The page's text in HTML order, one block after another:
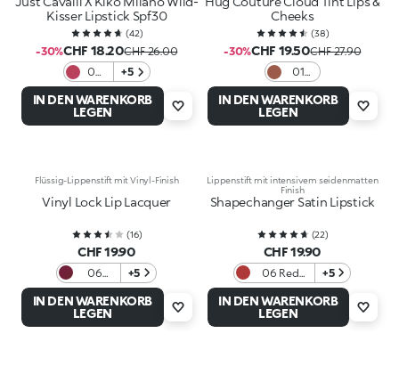
Kisser Lipstick Spf30
(42)
-30%CHF 18.20CHF 26.00
06
Stay
Wild
+5
IN DEN WARENKORB
LEGEN
Cheeks
(38)
-30%CHF 19.50CHF 27.90
01
Fluffy
Flush
IN DEN WARENKORB
LEGEN
Flüssig-Lippenstift mit Vinyl-Finish
Vinyl Lock Lip Lacquer
(16)
CHF 19.90
06
Berry
Crush
+5
IN DEN WARENKORB
LEGEN
Lippenstift mit intensivem seidenmatten
Finish
Shapechanger Satin Lipstick
(22)
CHF 19.90
06 Red
Obsession
+5
IN DEN WARENKORB
LEGEN